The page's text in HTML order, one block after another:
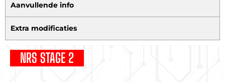
Aanvullende info
Extra modificaties
NRS STAGE 2